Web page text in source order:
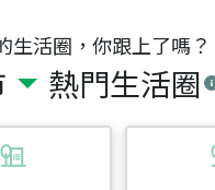
生活圈，你跟上了嗎？
熱門生活圈